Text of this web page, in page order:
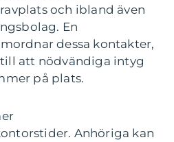
och ibland även
En
dessa kontakter,
att nödvändiga intyg
på plats.
Anhöriga kan